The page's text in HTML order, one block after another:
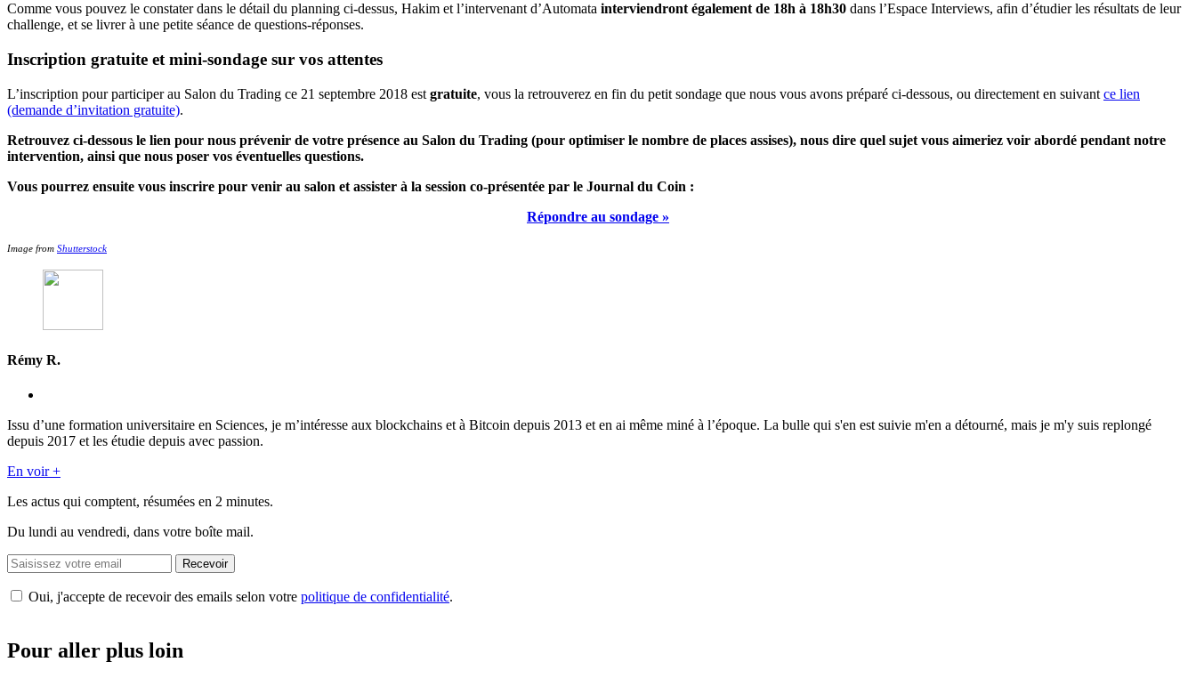
Comme vous pouvez le constater dans le détail du planning ci-dessus, Hakim et l’intervenant d’Automata interviendront également de 18h à 18h30 dans l’Espace Interviews, afin d’étudier les résultats de leur
challenge, et se livrer à une petite séance de questions-réponses.
Inscription gratuite et mini-sondage sur vos attentes
L’inscription pour participer au Salon du Trading ce 21 septembre 2018 est gratuite, vous la retrouverez en fin du petit sondage que nous vous avons préparé ci-dessous, ou directement en suivant ce lien
(demande d’invitation gratuite).
Retrouvez ci-dessous le lien pour nous prévenir de votre présence au Salon du Trading (pour optimiser le nombre de places assises), nous dire quel sujet vous aimeriez voir abordé pendant notre
intervention, ainsi que nous poser vos éventuelles questions.
Vous pourrez ensuite vous inscrire pour venir au salon et assister à la session co-présentée par le Journal du Coin :
Répondre au sondage »
Image from Shutterstock
Rémy R.
Issu d’une formation universitaire en Sciences, je m’intéresse aux blockchains et à Bitcoin depuis 2013 et en ai même miné à l’époque. La bulle qui s'en est suivie m'en a détourné, mais je m'y suis replongé
depuis 2017 et les étudie depuis avec passion.
En voir +
Les actus qui comptent, résumées en 2 minutes.
Du lundi au vendredi, dans votre boîte mail.
Recevoir
Oui, j'accepte de recevoir des emails selon votre politique de confidentialité.
Pour aller plus loin